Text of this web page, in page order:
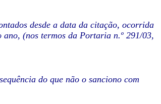
desde a data da citação, ocorrida
(nos termos da Portaria n.º 291/03,
do que não o sanciono com